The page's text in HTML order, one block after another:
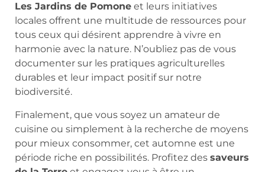
Les Jardins de Pomone et leurs initiatives
locales offrent une multitude de ressources pour
tous ceux qui désirent apprendre à vivre en
harmonie avec la nature. N’oubliez pas de vous
documenter sur les pratiques agriculturelles
durables et leur impact positif sur notre
biodiversité.
Finalement, que vous soyez un amateur de
cuisine ou simplement à la recherche de moyens
pour mieux consommer, cet automne est une
période riche en possibilités. Profitez des saveurs